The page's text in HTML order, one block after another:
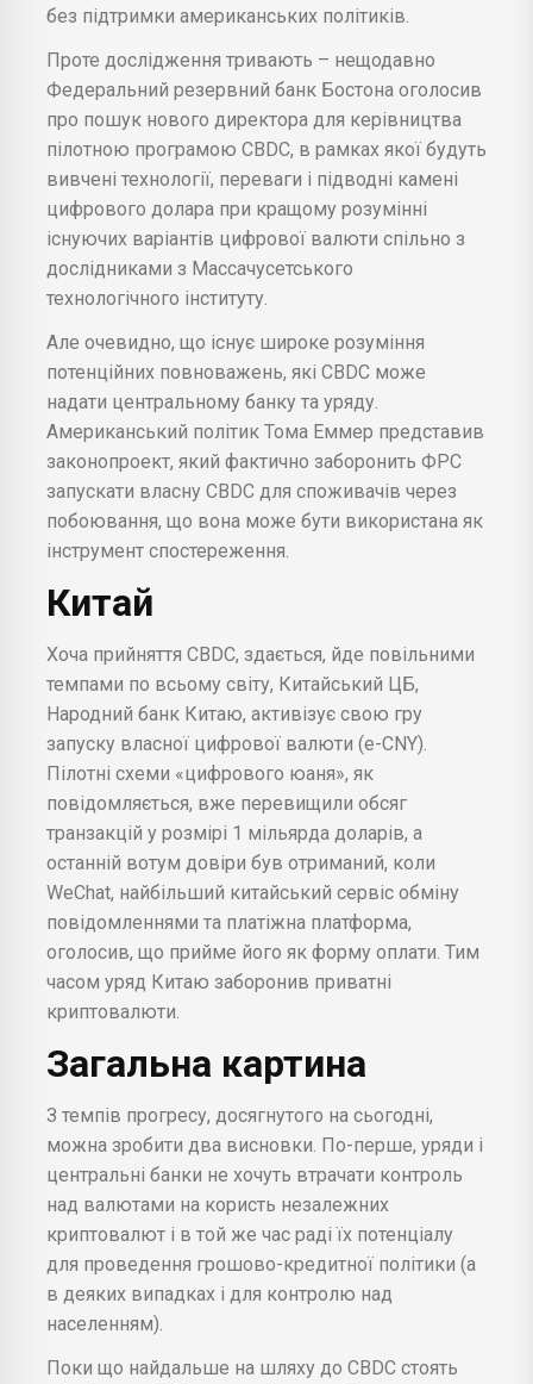
без підтримки американських політиків.
Проте дослідження тривають – нещодавно
Федеральний резервний банк Бостона оголосив
про пошук нового директора для керівництва
пілотною програмою CBDC, в рамках якої будуть
вивчені технології, переваги і підводні камені
цифрового долара при кращому розумінні
існуючих варіантів цифрової валюти спільно з
дослідниками з Массачусетського
технологічного інституту.
Але очевидно, що існує широке розуміння
потенційних повноважень, які CBDC може
надати центральному банку та уряду.
Американський політик Тома Еммер представив
законопроект, який фактично заборонить ФРС
запускати власну CBDC для споживачів через
побоювання, що вона може бути використана як
інструмент спостереження.
Китай
Хоча прийняття CBDC, здається, йде повільними
темпами по всьому світу, Китайський ЦБ,
Народний банк Китаю, активізує свою гру
запуску власної цифрової валюти (e-CNY).
Пілотні схеми «цифрового юаня», як
повідомляється, вже перевищили обсяг
транзакцій у розмірі 1 мільярда доларів, а
останній вотум довіри був отриманий, коли
WeChat, найбільший китайський сервіс обміну
повідомленнями та платіжна платформа,
оголосив, що прийме його як форму оплати. Тим
часом уряд Китаю заборонив приватні
криптовалюти.
Загальна картина
З темпів прогресу, досягнутого на сьогодні,
можна зробити два висновки. По-перше, уряди і
центральні банки не хочуть втрачати контроль
над валютами на користь незалежних
криптовалют і в той же час раді їх потенціалу
для проведення грошово-кредитної політики (а
в деяких випадках і для контролю над
населенням).
Поки що найдальше на шляху до CBDC стоять